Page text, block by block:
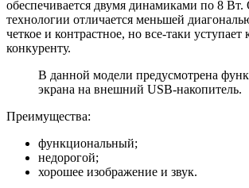
обеспечивается двумя динамиками по 8
технологии отличается меньшей
четкое и контрастное, но все-таки уступает
конкуренту.
В данной модели предусмотрена
экрана на внешний USB-накопитель.
Преимущества:
функциональный;
недорогой;
хорошее изображение и звук.